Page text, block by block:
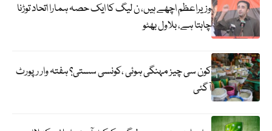
وزیراعظم اچھے ہیں، ن لیگ کا ایک حصہ ہمارا اتحاد توڑنا
چاہتا ہے، بلاول بھٹو
کون سی چیز مہنگی ہوئی ،کونسی سستی؟ ہفتہ وار رپورٹ
آگئی